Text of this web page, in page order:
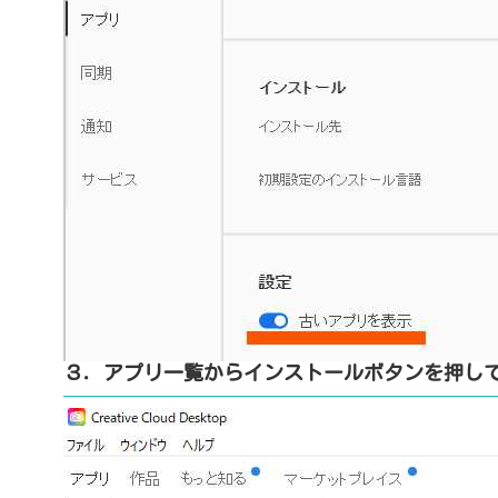
３．アプリ一覧からインストールボタンを押し